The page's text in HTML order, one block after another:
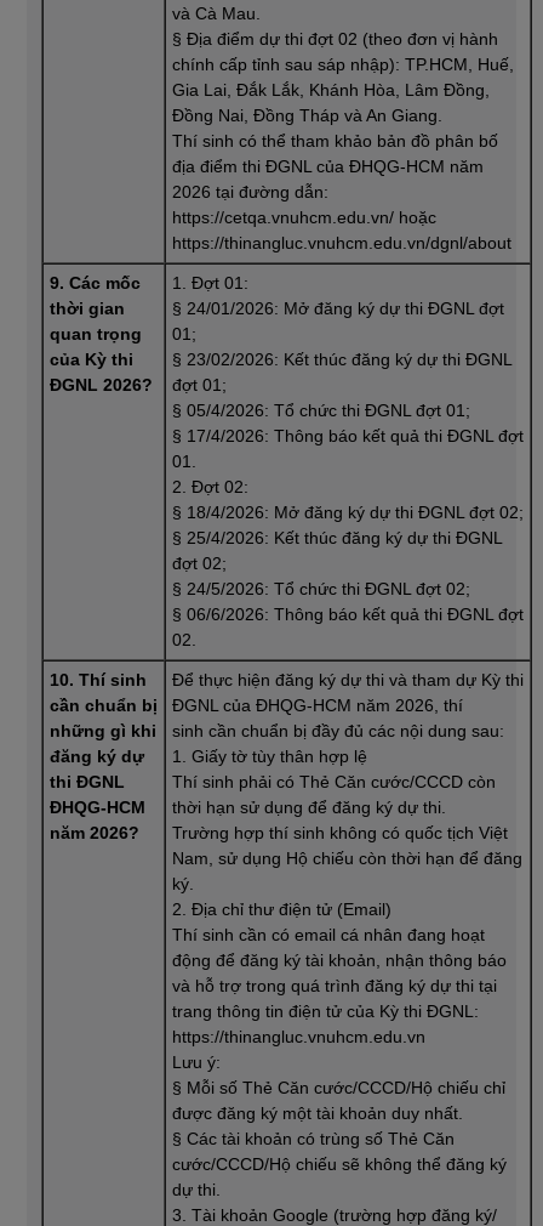
và Cà Mau.
§ Địa điểm dự thi đợt 02 (theo đơn vị hành
chính cấp tỉnh sau sáp nhập): TP.HCM, Huế,
Gia Lai, Đắk Lắk, Khánh Hòa, Lâm Đồng,
Đồng Nai, Đồng Tháp và An Giang.
Thí sinh có thể tham khảo bản đồ phân bố
địa điểm thi ĐGNL của ĐHQG-HCM năm
2026 tại đường dẫn:
https://cetqa.vnuhcm.edu.vn/ hoặc
https://thinangluc.vnuhcm.edu.vn/dgnl/about
9. Các mốc
thời gian
quan trọng
của Kỳ thi
ĐGNL 2026?
1. Đợt 01:
§ 24/01/2026: Mở đăng ký dự thi ĐGNL đợt
01;
§ 23/02/2026: Kết thúc đăng ký dự thi ĐGNL
đợt 01;
§ 05/4/2026: Tổ chức thi ĐGNL đợt 01;
§ 17/4/2026: Thông báo kết quả thi ĐGNL đợt
01.
2. Đợt 02:
§ 18/4/2026: Mở đăng ký dự thi ĐGNL đợt 02;
§ 25/4/2026: Kết thúc đăng ký dự thi ĐGNL
đợt 02;
§ 24/5/2026: Tổ chức thi ĐGNL đợt 02;
§ 06/6/2026: Thông báo kết quả thi ĐGNL đợt
02.
10. Thí sinh
cần chuẩn bị
những gì khi
đăng ký dự
thi ĐGNL
ĐHQG-HCM
năm 2026?
Để thực hiện đăng ký dự thi và tham dự Kỳ thi
ĐGNL của ĐHQG-HCM năm 2026, thí
sinh cần chuẩn bị đầy đủ các nội dung sau:
1. Giấy tờ tùy thân hợp lệ
Thí sinh phải có Thẻ Căn cước/CCCD còn
thời hạn sử dụng để đăng ký dự thi.
Trường hợp thí sinh không có quốc tịch Việt
Nam, sử dụng Hộ chiếu còn thời hạn để đăng
ký.
2. Địa chỉ thư điện tử (Email)
Thí sinh cần có email cá nhân đang hoạt
động để đăng ký tài khoản, nhận thông báo
và hỗ trợ trong quá trình đăng ký dự thi tại
trang thông tin điện tử của Kỳ thi ĐGNL:
https://thinangluc.vnuhcm.edu.vn
Lưu ý:
§ Mỗi số Thẻ Căn cước/CCCD/Hộ chiếu chỉ
được đăng ký một tài khoản duy nhất.
§ Các tài khoản có trùng số Thẻ Căn
cước/CCCD/Hộ chiếu sẽ không thể đăng ký
dự thi.
3. Tài khoản Google (trường hợp đăng ký/